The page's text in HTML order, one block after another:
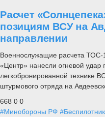
Расчет
позициям ВСУ на
направлении
Военнослужащие расчета ТОС-
«Центр» нанесли огневой удар
легкобронированной технике
штурмового отряда на
668 0 0
#Минобороны РФ